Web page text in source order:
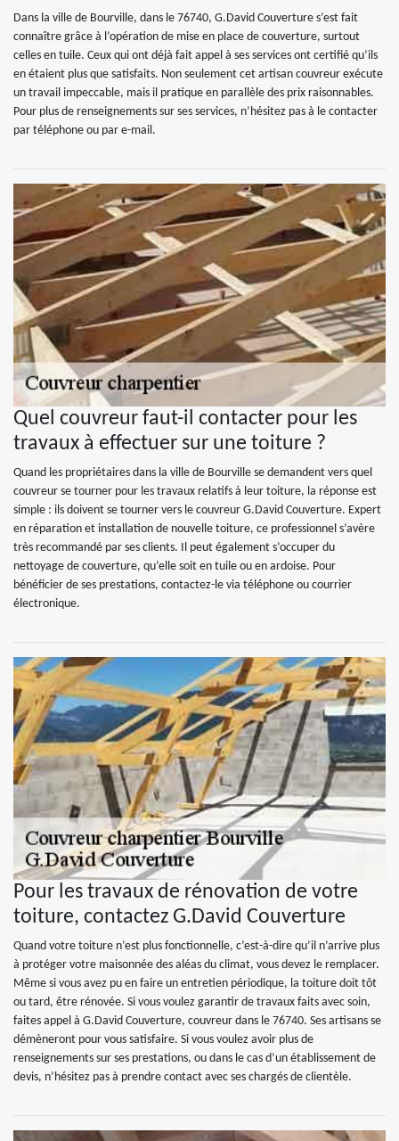
Dans la ville de Bourville, dans le 76740, G.David Couverture s’est fait
connaître grâce à l’opération de mise en place de couverture, surtout
celles en tuile. Ceux qui ont déjà fait appel à ses services ont certifié qu’ils
en étaient plus que satisfaits. Non seulement cet artisan couvreur exécute
un travail impeccable, mais il pratique en parallèle des prix raisonnables.
Pour plus de renseignements sur ses services, n’hésitez pas à le contacter
par téléphone ou par e-mail.
Quel couvreur faut-il contacter pour les
travaux à effectuer sur une toiture ?
Quand les propriétaires dans la ville de Bourville se demandent vers quel
couvreur se tourner pour les travaux relatifs à leur toiture, la réponse est
simple : ils doivent se tourner vers le couvreur G.David Couverture. Expert
en réparation et installation de nouvelle toiture, ce professionnel s’avère
très recommandé par ses clients. Il peut également s’occuper du
nettoyage de couverture, qu’elle soit en tuile ou en ardoise. Pour
bénéficier de ses prestations, contactez-le via téléphone ou courrier
électronique.
Pour les travaux de rénovation de votre
toiture, contactez G.David Couverture
Quand votre toiture n’est plus fonctionnelle, c’est-à-dire qu’il n’arrive plus
à protéger votre maisonnée des aléas du climat, vous devez le remplacer.
Même si vous avez pu en faire un entretien périodique, la toiture doit tôt
ou tard, être rénovée. Si vous voulez garantir de travaux faits avec soin,
faites appel à G.David Couverture, couvreur dans le 76740. Ses artisans se
démèneront pour vous satisfaire. Si vous voulez avoir plus de
renseignements sur ses prestations, ou dans le cas d’un établissement de
devis, n’hésitez pas à prendre contact avec ses chargés de clientèle.